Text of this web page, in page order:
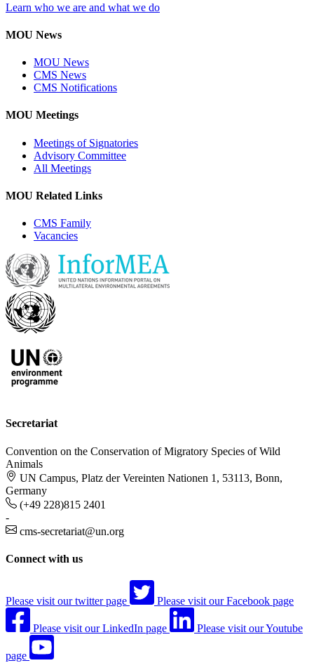
Learn who we are and what we do
MOU News
MOU News
CMS News
CMS Notifications
MOU Meetings
Meetings of Signatories
Advisory Committee
All Meetings
MOU Related Links
CMS Family
Vacancies
Secretariat
Convention on the Conservation of Migratory Species of Wild
Animals
UN Campus, Platz der Vereinten Nationen 1, 53113, Bonn,
Germany
(+49 228)815 2401
-
cms-secretariat@un.org
Connect with us
Please visit our twitter page Please visit our Facebook page
Please visit our LinkedIn page Please visit our Youtube
page